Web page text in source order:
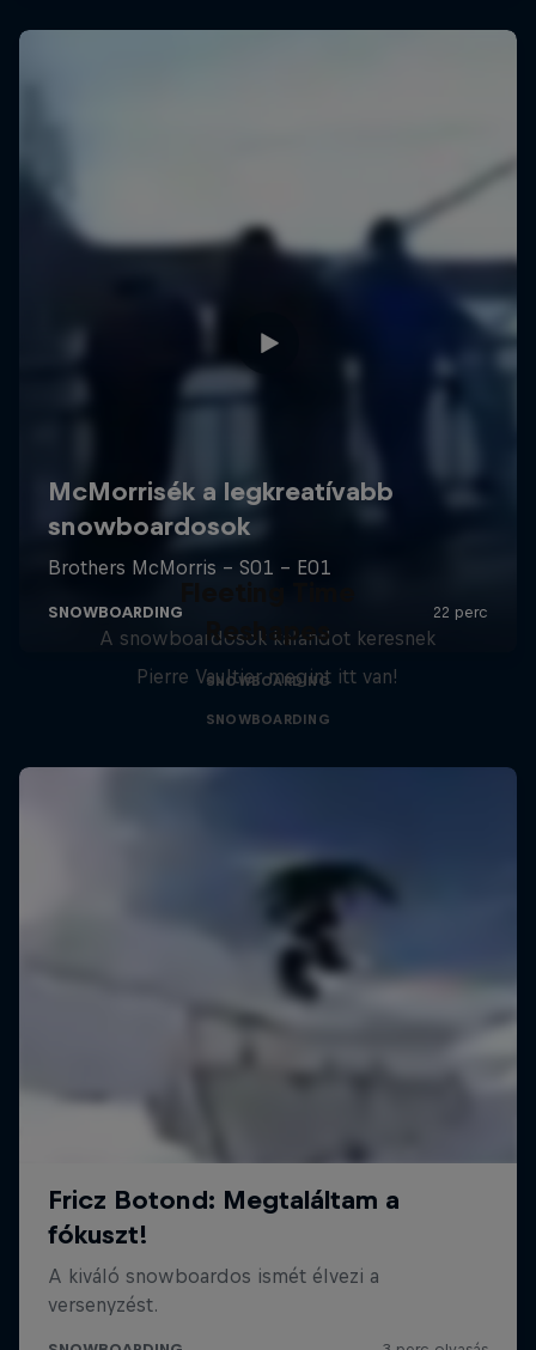
A snowboardosok kalandot keresnek
SNOWBOARDING
Reshapes
Pierre Vaultier megint itt van!
SNOWBOARDING